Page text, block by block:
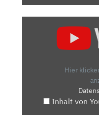
Hier
Inhalt von